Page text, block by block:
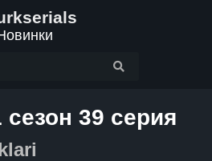
39 серия